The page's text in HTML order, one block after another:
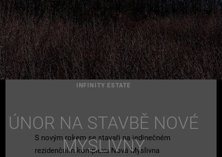
INFINITY ESTATE
ÚNOR NA STAVBĚ NOVÉ
MYSLIVNY
S novým rokem se stavaři na jedinečném
rezidenčním komplexu Nová Myslivna